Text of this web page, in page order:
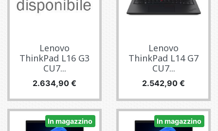
Lenovo
ThinkPad L16 G3
CU7...
Prezzo
2.634,90 €
Lenovo
ThinkPad L14 G7
CU7...
Prezzo
2.542,90 €
In magazzino In magazzino